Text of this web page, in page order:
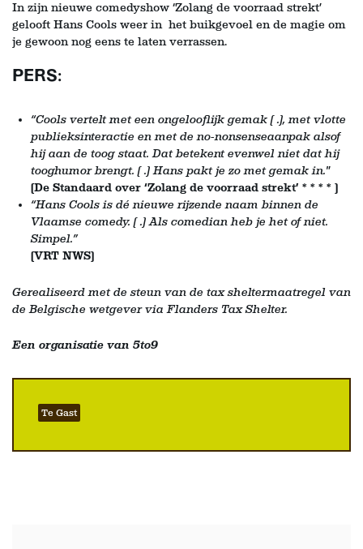
In zijn nieuwe comedyshow ‘Zolang de voorraad strekt’
gelooft Hans Cools weer in het buikgevoel en de magie om
je gewoon nog eens te laten verrassen.
PERS:
“Cools vertelt met een ongelooflijk gemak ( .), met vlotte
publieksinteractie en met de no-nonsenseaanpak alsof
hij aan de toog staat. Dat betekent evenwel niet dat hij
tooghumor brengt. ( .) Hans pakt je zo met gemak in."
(De Standaard over ‘Zolang de voorraad strekt’ * * * * )
“Hans Cools is dé nieuwe rijzende naam binnen de
Vlaamse comedy. ( .) Als comedian heb je het of niet.
Simpel.”
(VRT NWS)
Gerealiseerd met de steun van de tax sheltermaatregel van
de Belgische wetgever via Flanders Tax Shelter.
Een organisatie van 5to9
Te Gast